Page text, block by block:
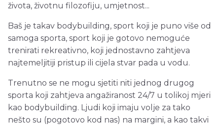
života, životnu filozofiju, umjetnost...
Baš je takav bodybuilding, sport koji je puno više od
samoga sporta, sport koji je gotovo nemoguće
trenirati rekreativno, koji jednostavno zahtjeva
najtemeljitiji pristup ili cijela stvar pada u vodu.
Trenutno se ne mogu sjetiti niti jednog drugog
sporta koji zahtjeva angažiranost 24/7 u tolikoj mjeri
kao bodybuilding. Ljudi koji imaju volje za tako
nešto su (pogotovo kod nas) na margini, a kao takvi